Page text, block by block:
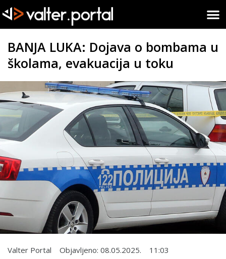
BANJA LUKA: Dojava o bombama u
školama, evakuacija u toku
Valter Portal Objavljeno: 08.05.2025. 11:03